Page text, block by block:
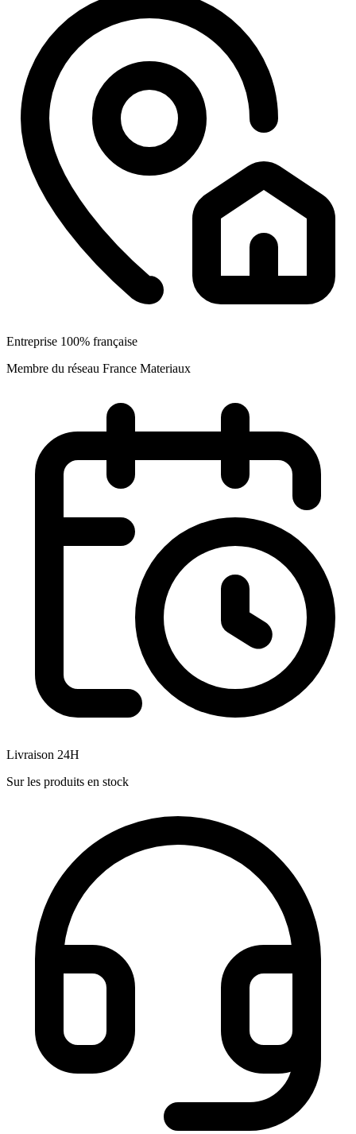
Entreprise 100% française
Membre du réseau France Materiaux
Livraison 24H
Sur les produits en stock